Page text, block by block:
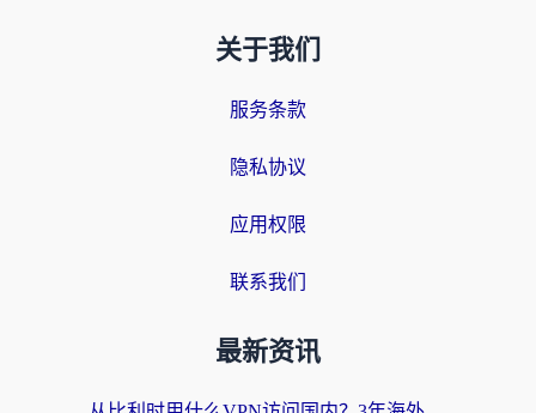
关于我们
服务条款
隐私协议
应用权限
联系我们
最新资讯